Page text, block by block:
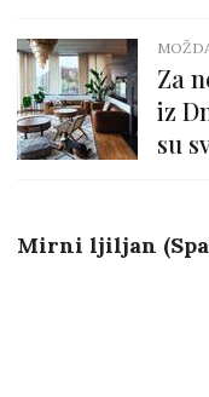
Za
iz
su
Mirni ljiljan